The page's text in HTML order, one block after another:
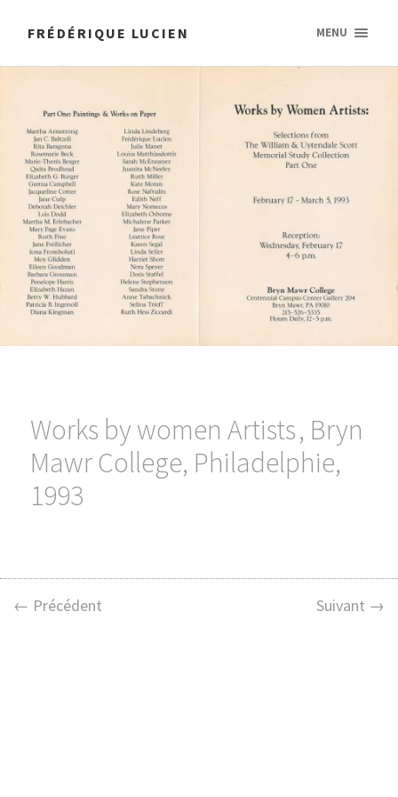
FRÉDÉRIQUE LUCIEN MENU
Works by women Artists , Bryn
Mawr College, Philadelphie,
1993
← Précédent Suivant →